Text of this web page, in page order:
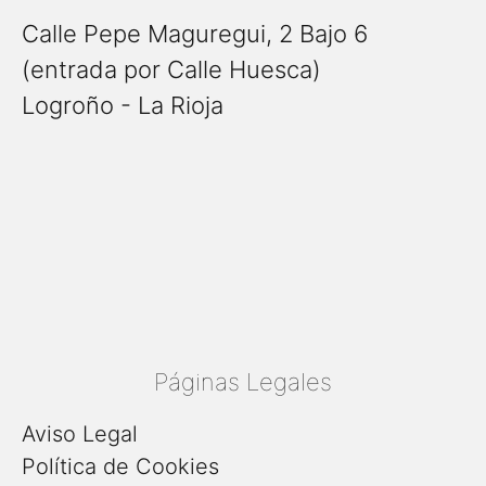
Páginas Legales
Aviso Legal
Política de Cookies
Calle Pepe Maguregui, 2 Bajo 6
(entrada por Calle Huesca)
Logroño - La Rioja